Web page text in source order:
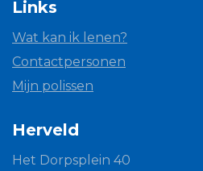
Links
Wat kan ik lenen?
Contactpersonen
Mijn polissen
Herveld
Het Dorpsplein 40